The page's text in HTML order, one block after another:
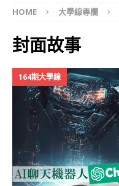
HOME 大學線專欄
封面故事
164期大學線